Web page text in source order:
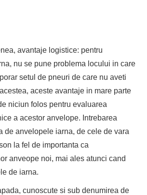
avantaje logistice: pentru
nu se pune problema locului in care
setul de pneuri de care nu aveti
aceste avantaje in mare parte
niciun folos pentru evaluarea
a acestor anvelope. Intrebarea
de anvelopele iarna, de cele de vara
la fel de importanta ca
anveope noi, mai ales atunci cand
de iarna.
cunoscute si sub denumirea de